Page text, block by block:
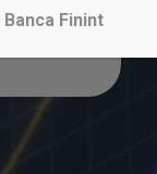
Banca Finint